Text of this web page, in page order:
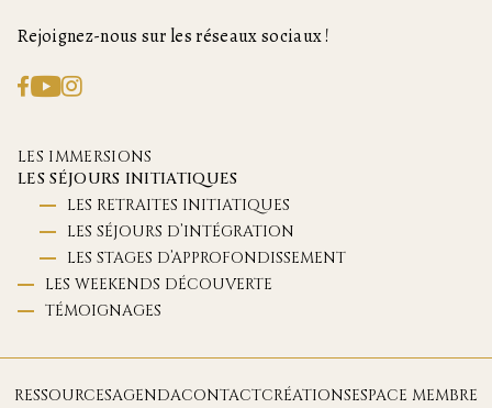
Rejoignez-nous sur les réseaux sociaux !
LES IMMERSIONS
LES SÉJOURS INITIATIQUES
LES RETRAITES INITIATIQUES
LES SÉJOURS D’INTÉGRATION
LES STAGES D’APPROFONDISSEMENT
LES WEEKENDS DÉCOUVERTE
TÉMOIGNAGES
RESSOURCESAGENDACONTACTCRÉATIONSESPACE MEMBRE